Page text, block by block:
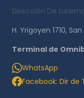
Dirección De
H. Yrigoyen 1710,
Terminal de
WhatsApp
Facebook: Dir de